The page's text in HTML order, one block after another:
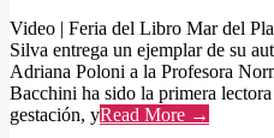
Video | Feria del Libro Mar del
Silva entrega un ejemplar de su
Adriana Poloni a la Profesora
Bacchini ha sido la primera
gestación, yRead More →